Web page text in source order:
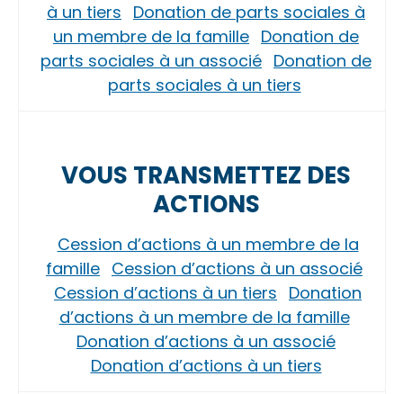
à un tiers Donation de parts sociales à
un membre de la famille Donation de
parts sociales à un associé Donation de
parts sociales à un tiers
VOUS TRANSMETTEZ DES
ACTIONS
Cession d’actions à un membre de la
famille Cession d’actions à un associé
Cession d’actions à un tiers Donation
d’actions à un membre de la famille
Donation d’actions à un associé
Donation d’actions à un tiers